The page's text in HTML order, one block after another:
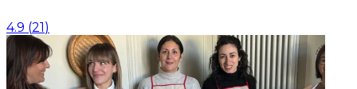
4.9 (21)